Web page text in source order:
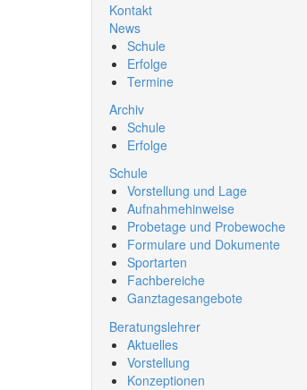
Kontakt
News
Schule
Erfolge
Termine
Archiv
Schule
Erfolge
Schule
Vorstellung und Lage
Aufnahmehinweise
Probetage und Probewoche
Formulare und Dokumente
Sportarten
Fachbereiche
Ganztagesangebote
Beratungslehrer
Aktuelles
Vorstellung
Konzeptionen